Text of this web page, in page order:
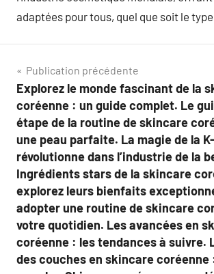
adaptées pour tous, quel que soit le
Navigation
de
l’article
Publication précédente
Explorez le monde fascinant de la
coréenne : un guide complet. Le
étape de la routine de skincare
une peau parfaite. La magie de la
révolutionne dans l’industrie de la
Ingrédients stars de la skincare
explorez leurs bienfaits
adopter une routine de skincare
votre quotidien. Les avancées en
coréenne : les tendances à suivre.
des couches en skincare coréenne